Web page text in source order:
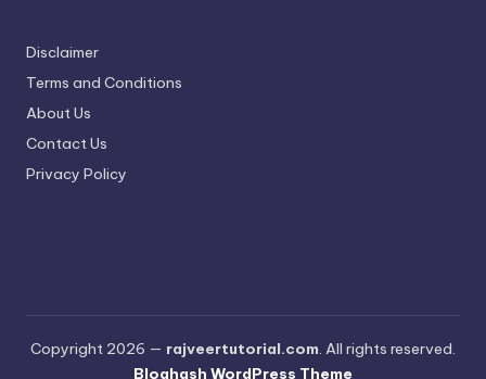
Disclaimer
Terms and Conditions
About Us
Contact Us
Privacy Policy
Copyright 2026 — rajveertutorial.com. All rights reserved.
Bloghash WordPress Theme